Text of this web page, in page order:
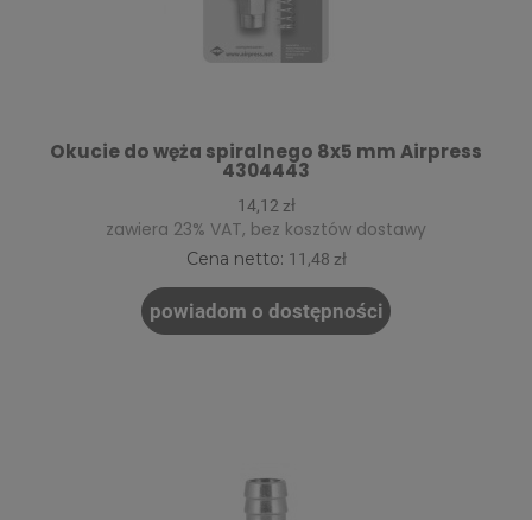
Okucie do węża spiralnego 8x5 mm Airpress
4304443
14,12 zł
zawiera 23% VAT, bez kosztów dostawy
Cena netto: 11,48 zł
powiadom o dostępności